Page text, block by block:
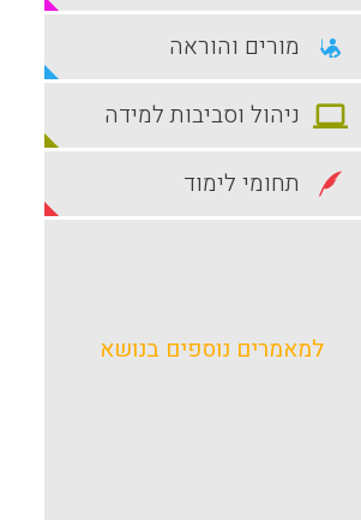
מורים והוראה
ניהול וסביבות למידה
תחומי לימוד
למאמרים נוספים בנושא